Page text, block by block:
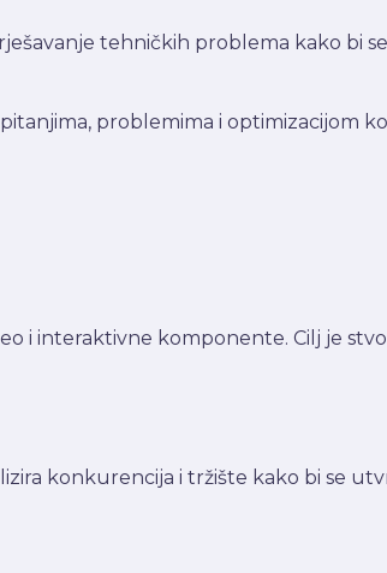
tehničkih problema kako bi
problemima i optimizacijom
i interaktivne komponente. Cilj je
konkurencija i tržište kako bi se